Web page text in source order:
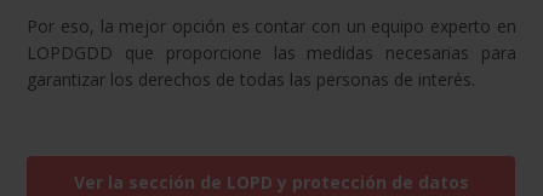
Por eso, la mejor opción es contar con un equipo experto en
LOPDGDD que proporcione las medidas necesarias para
garantizar los derechos de todas las personas de interés.
Ver la sección de LOPD y protección de datos